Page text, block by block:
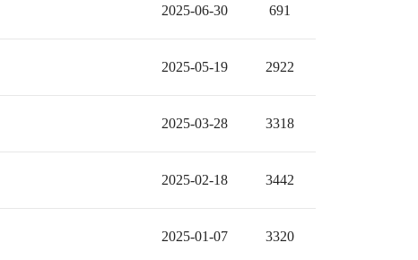
2025-06-30 691
2025-05-19 2922
2025-03-28 3318
2025-02-18 3442
2025-01-07 3320